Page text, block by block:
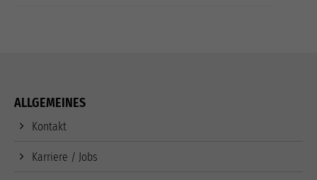
ALLGEMEINES
Kontakt
Karriere / Jobs